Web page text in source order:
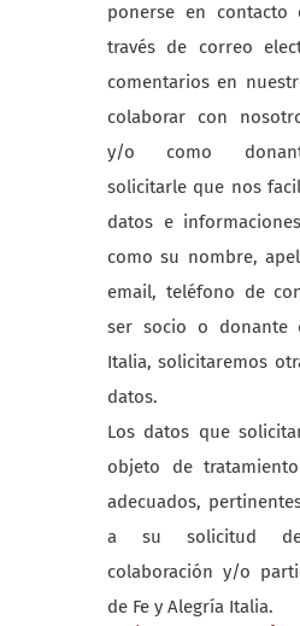
ponerse en contacto
través de correo
comentarios en
colaborar con
y/o como
solicitarle que nos
datos e
como su nombre,
email, teléfono de
ser socio o donante
Italia, solicitaremos
datos.
Los datos que
objeto de
adecuados,
a su solicitud de
colaboración y/o
de Fe y Alegría Italia.